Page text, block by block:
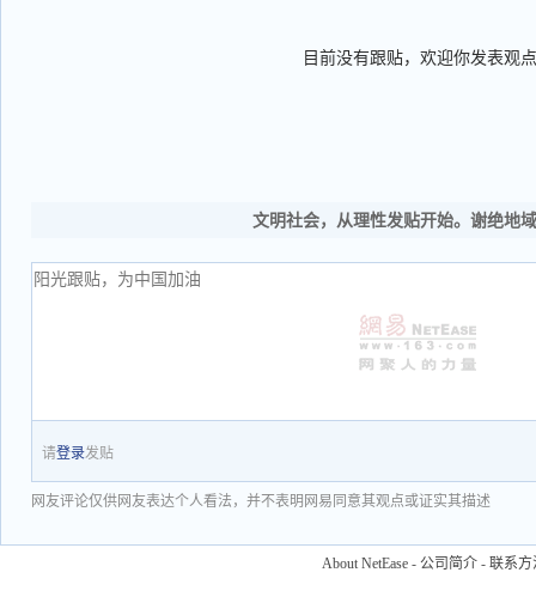
目前没有跟贴，欢迎你发表观点
文明社会，从理性发贴开始。谢绝地
请登录发贴
网友评论仅供网友表达个人看法，并不表明网易同意其观点或证实其描述
About NetEase - 公司简介 - 联系方